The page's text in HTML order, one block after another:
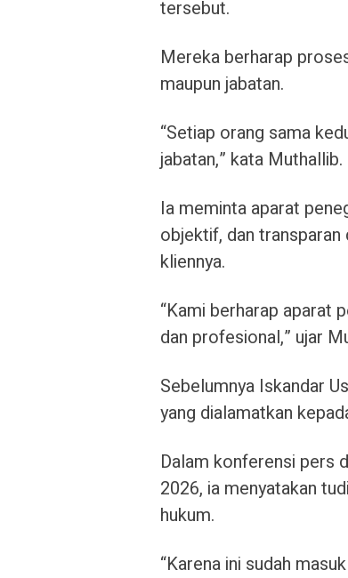
tersebut.
Mereka berharap
maupun jabatan.
“Setiap orang sama
jabatan,” kata Muthallib.
Ia meminta aparat
objektif, dan
kliennya.
“Kami berharap aparat
dan profesional,” ujar
Sebelumnya Iskandar
yang dialamatkan
Dalam konferensi pers
2026, ia menyatakan
hukum.
“Karena ini sudah